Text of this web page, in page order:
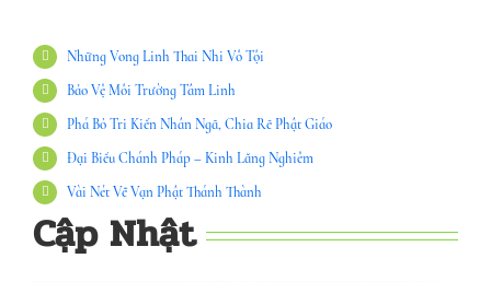
Những Vong Linh Thai Nhi Vô Tội
Bảo Vệ Môi Trường Tâm Linh
Phá Bỏ Tri Kiến Nhân Ngã, Chia Rẽ Phật Giáo
Đại Biểu Chánh Pháp – Kinh Lăng Nghiêm
Vài Nét Về Vạn Phật Thánh Thành
Cập Nhật